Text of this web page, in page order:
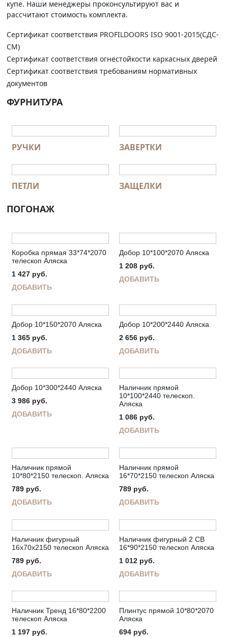
купе. Наши менеджеры проконсультируют вас и
рассчитают стоимость комплекта.
Сертификат соответствия PROFILDOORS ISO 9001-2015(СДС-
СМ)
Сертификат соответствия огнестойкости каркасных дверей
Сертификат соответствия требованиям нормативных
документов
ФУРНИТУРА
РУЧКИ ЗАВЕРТКИ
ПЕТЛИ ЗАЩЕЛКИ
ПОГОНАЖ
Коробка прямая 33*74*2070
телескоп Аляска
1 427 руб.
ДОБАВИТЬ
Добор 10*100*2070 Аляска
1 208 руб.
ДОБАВИТЬ
Добор 10*150*2070 Аляска
1 365 руб.
ДОБАВИТЬ
Добор 10*200*2440 Аляска
2 656 руб.
ДОБАВИТЬ
Добор 10*300*2440 Аляска
3 986 руб.
ДОБАВИТЬ
Наличник прямой
10*100*2440 телескоп.
Аляска
1 086 руб.
ДОБАВИТЬ
Наличник прямой
10*80*2150 телескоп. Аляска
789 руб.
ДОБАВИТЬ
Наличник прямой
16*70*2150 телескоп Аляска
789 руб.
ДОБАВИТЬ
Наличник фигурный
16х70х2150 телескоп Аляска
789 руб.
ДОБАВИТЬ
Наличник фигурный 2 СВ
16*90*2150 телескоп Аляска
1 012 руб.
ДОБАВИТЬ
Наличник Тренд 16*80*2200
телескоп Аляска
1 197 руб.
Плинтус прямой 10*80*2070
Аляска
694 руб.